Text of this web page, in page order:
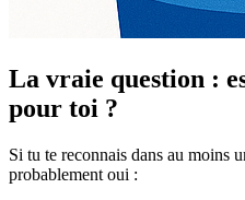
La vraie question :
pour toi ?
Si tu te reconnais dans au moins
probablement oui :